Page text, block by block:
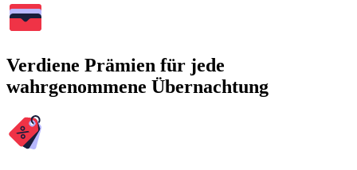
Verdiene Prämien für jede
wahrgenommene Übernachtung